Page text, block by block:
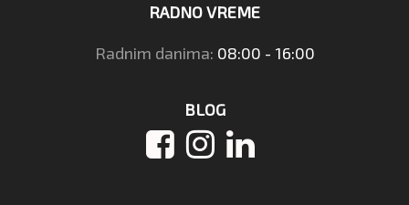
RADNO VREME
Radnim danima: 08:00 - 16:00
BLOG